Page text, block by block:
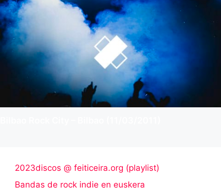
2023discos @ feiticeira.org (playlist)
Bandas de rock indie en euskera